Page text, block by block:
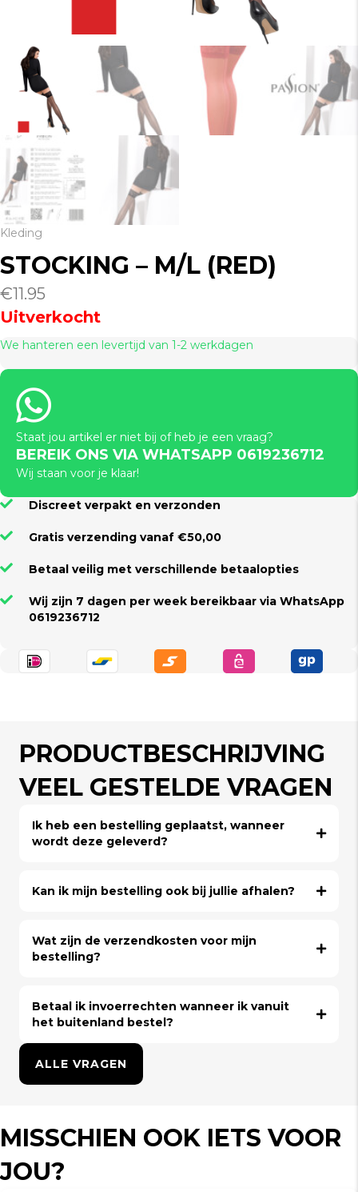
Kleding
STOCKING – M/L (RED)
€11.95
Uitverkocht
We hanteren een levertijd van 1-2 werkdagen
Staat jou artikel er niet bij of heb je een vraag?
BEREIK ONS VIA WHATSAPP 0619236712
Wij staan voor je klaar!
Discreet verpakt en verzonden
Gratis verzending vanaf €50,00
Betaal veilig met verschillende betaalopties
Wij zijn 7 dagen per week bereikbaar via WhatsApp
0619236712
PRODUCTBESCHRIJVING
VEEL GESTELDE VRAGEN
Ik heb een bestelling geplaatst, wanneer
wordt deze geleverd?
Kan ik mijn bestelling ook bij jullie afhalen?
Wat zijn de verzendkosten voor mijn
bestelling?
Betaal ik invoerrechten wanneer ik vanuit
het buitenland bestel?
ALLE VRAGEN
MISSCHIEN OOK IETS VOOR
JOU?